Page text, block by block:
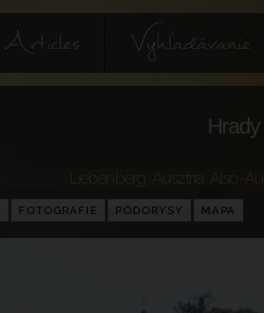
Articles Vyhľadávanie
Ausztria Alsó-
FOTOGRAFIE PÔDORYSY MAPA